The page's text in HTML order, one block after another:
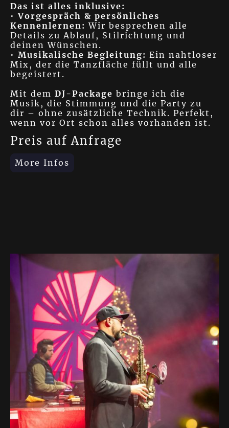
Das ist alles inklusive:
•Vorgespräch & persönliches
Kennenlernen: Wir besprechen alle
Details zu Ablauf, Stilrichtung und
deinen Wünschen.
• Musikalische Begleitung: Ein nahtloser
Mix, der die Tanzfläche füllt und alle
begeistert.
Mit dem DJ-Package bringe ich die
Musik, die Stimmung und die Party zu
dir – ohne zusätzliche Technik. Perfekt,
wenn vor Ort schon alles vorhanden ist.
Preis auf Anfrage
More Infos